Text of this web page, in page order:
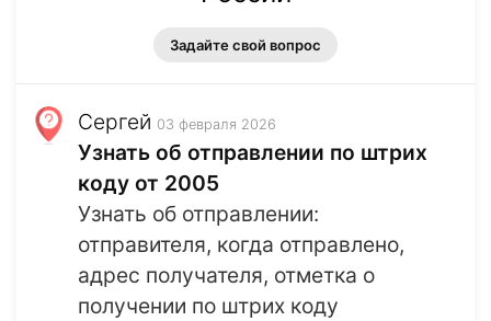
Задайте свой вопрос
Сергей 03 февраля 2026
Узнать об отправлении по штрих
коду от 2005
Узнать об отправлении:
отправителя, когда отправлено,
адрес получателя, отметка о
получении по штрих коду